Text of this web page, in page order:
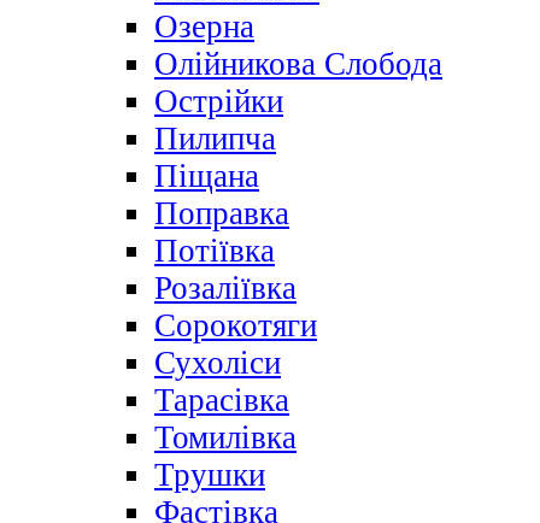
Озерна
Олійникова Слобода
Острійки
Пилипча
Піщана
Поправка
Потіївка
Розаліївка
Сорокотяги
Сухоліси
Тарасівка
Томилівка
Трушки
Фастівка